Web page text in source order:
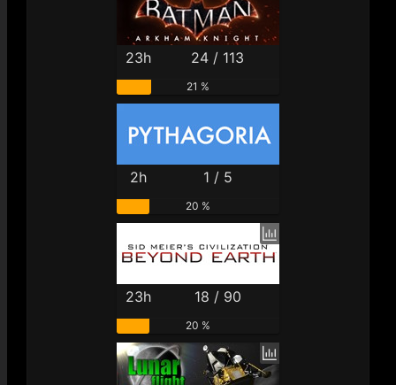
23h 24 / 113
21 %
2h 1 / 5
20 %
23h 18 / 90
20 %